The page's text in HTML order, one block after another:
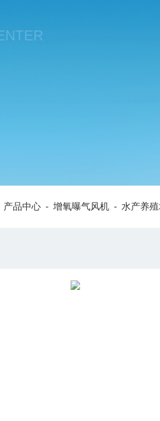
产品中心 - 增氧曝气风机 - 水产养